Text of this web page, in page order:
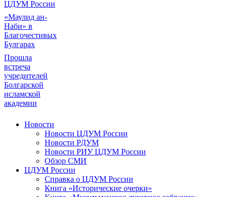
ЦДУМ России
«Маулид ан-
Наби» в
Благочестивых
Булгарах
Прошла
встреча
учредителей
Болгарской
исламской
академии
Новости
Новости ЦДУМ России
Новости РДУМ
Новости РИУ ЦДУМ России
Обзор СМИ
ЦДУМ России
Справка о ЦДУМ России
Книга «Исторические очерки»